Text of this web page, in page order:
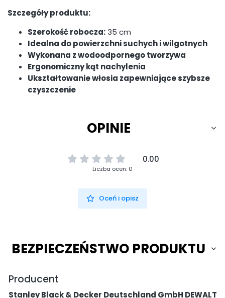
Szczegóły produktu:
Szerokość robocza:35 cm
Idealna do powierzchni suchych i wilgotnych
Wykonana z wodoodpornego tworzywa
Ergonomiczny kąt nachylenia
Ukształtowanie włosia zapewniające szybsze
czyszczenie
OPINIE
0.00
Liczba ocen: 0
Oceń i opisz
BEZPIECZEŃSTWO PRODUKTU
Producent
Stanley Black & Decker Deutschland GmbH DEWALT